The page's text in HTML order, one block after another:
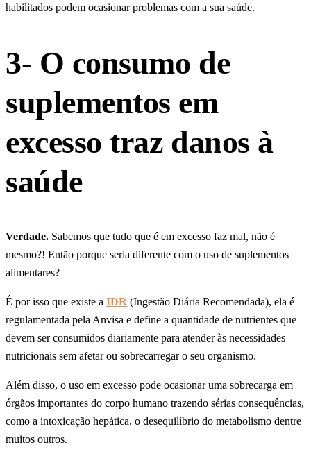
habilitados podem ocasionar problemas com a sua saúde.
3- O consumo de
suplementos em
excesso traz danos à
saúde
Verdade. Sabemos que tudo que é em excesso faz mal, não é
mesmo?! Então porque seria diferente com o uso de suplementos
alimentares?
É por isso que existe a IDR (Ingestão Diária Recomendada), ela é
regulamentada pela Anvisa e define a quantidade de nutrientes que
devem ser consumidos diariamente para atender às necessidades
nutricionais sem afetar ou sobrecarregar o seu organismo.
Além disso, o uso em excesso pode ocasionar uma sobrecarga em
órgãos importantes do corpo humano trazendo sérias consequências,
como a intoxicação hepática, o desequilíbrio do metabolismo dentre
muitos outros.